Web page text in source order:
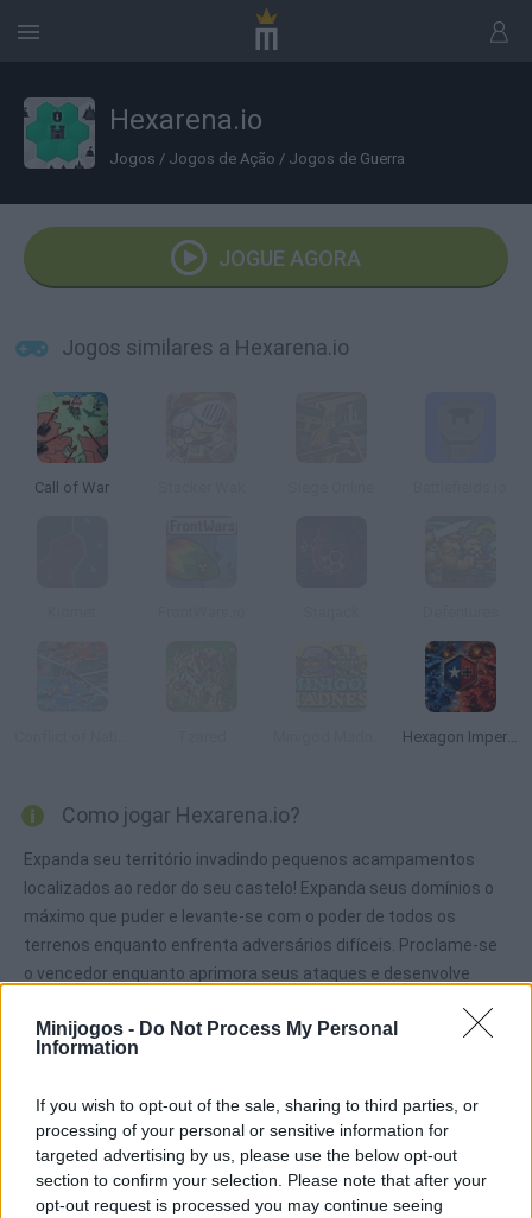
Minijogos - Do Not Process My Personal
Information
If you wish to opt-out of the sale, sharing to third parties, or
processing of your personal or sensitive information for
targeted advertising by us, please use the below opt-out
section to confirm your selection. Please note that after your
opt-out request is processed you may continue seeing
Hexarena.io
Jogos / Jogos de Ação / Jogos de Guerra
JOGUE AGORA
Jogos similares a Hexarena.io
Call of War
Hexagon Imperium Multiplayer
Como jogar Hexarena.io?
Expanda seu território invadindo pequenos acampamentos
localizados ao redor do seu castelo! Expanda seus domínios o
máximo que puder e levante-se com o poder de todos os
terrenos enquanto enfrenta adversários difíceis. Proclame-se
o vencedor enquanto aprimora seus ataques e desenvolve
Etiquetas
JOGOS DE AÇÃO